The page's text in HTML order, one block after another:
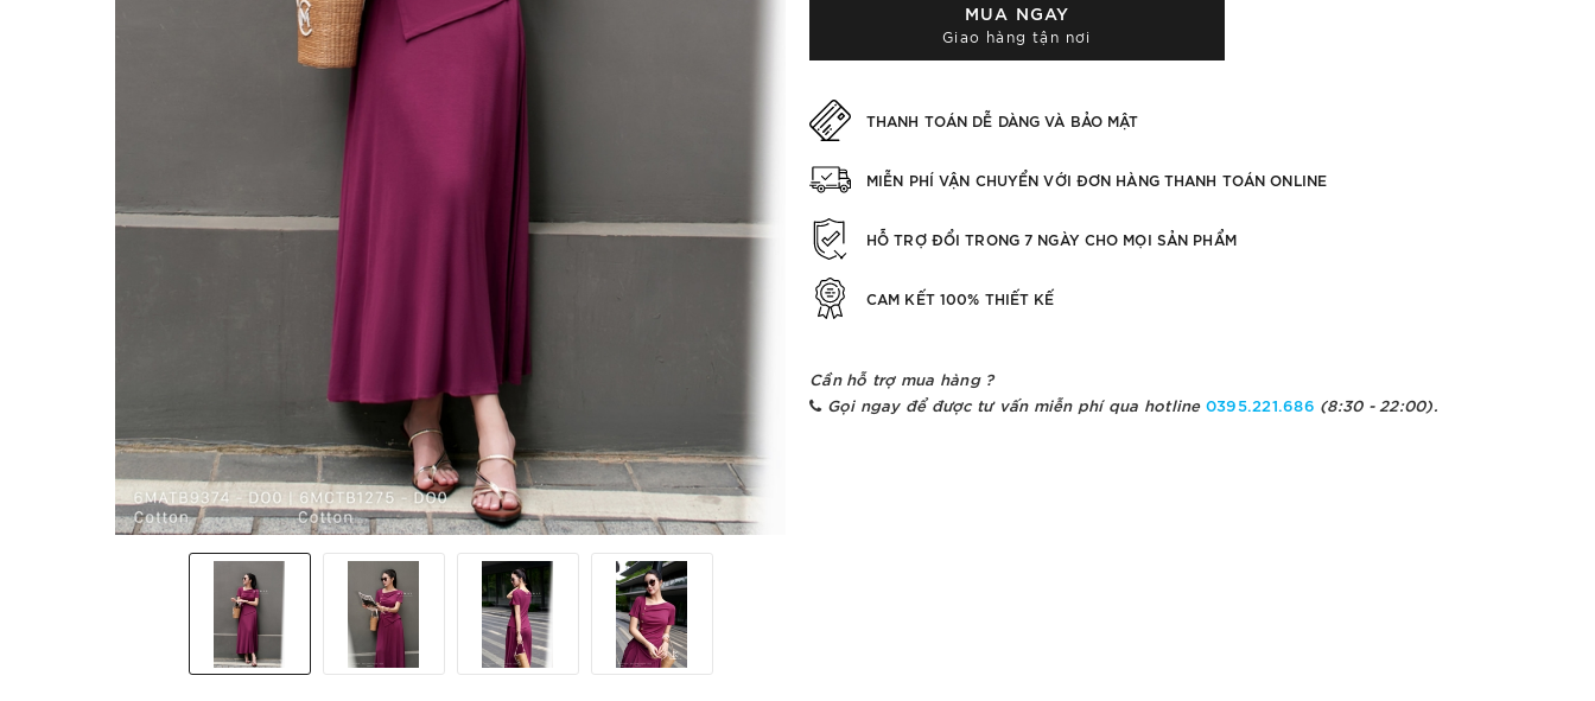
MUA NGAY
Giao hàng tận nơi
THANH TOÁN DỄ DÀNG VÀ BẢO MẬT
MIỄN PHÍ VẬN CHUYỂN VỚI ĐƠN HÀNG THANH TOÁN ONLINE
HỖ TRỢ ĐỔI TRONG 7 NGÀY CHO MỌI SẢN PHẨM
CAM KẾT 100% THIẾT KẾ
Cần hỗ trợ mua hàng ?
Gọi ngay để được tư vấn miễn phí qua hotline 0395.221.686 (8:30 - 22:00).